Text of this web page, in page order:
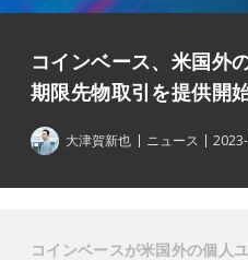
コインベース、米国外
期限先物取引を提供開
大津賀新也 ニュース
コインベースが米国外の個人